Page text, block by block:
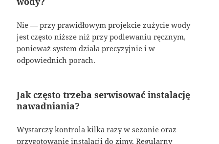
Nie — przy prawidłowym projekcie zużycie wody
jest często niższe niż przy podlewaniu ręcznym,
ponieważ system działa precyzyjnie i w
odpowiednich porach.
Jak często trzeba serwisować instalację
nawadniania?
Wystarczy kontrola kilka razy w sezonie oraz
przygotowanie instalacji do zimy. Regularny